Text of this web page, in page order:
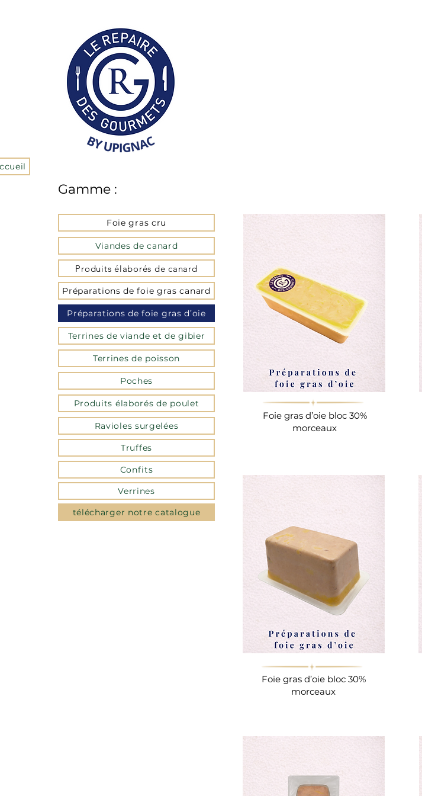
Gamme :
Foie gras cru
Viandes de canard
Produits élaborés de canard
Préparations de foie gras canard
Préparations de foie gras d’oie
Terrines de viande et de gibier
Terrines de poisson
Poches
Produits élaborés de poulet
Ravioles surgelées
Truffes
Confits
Verrines
télécharger notre catalogue
Foie gras d’oie bloc 30%
morceaux
Foie gras d’oie bloc 30%
morceaux